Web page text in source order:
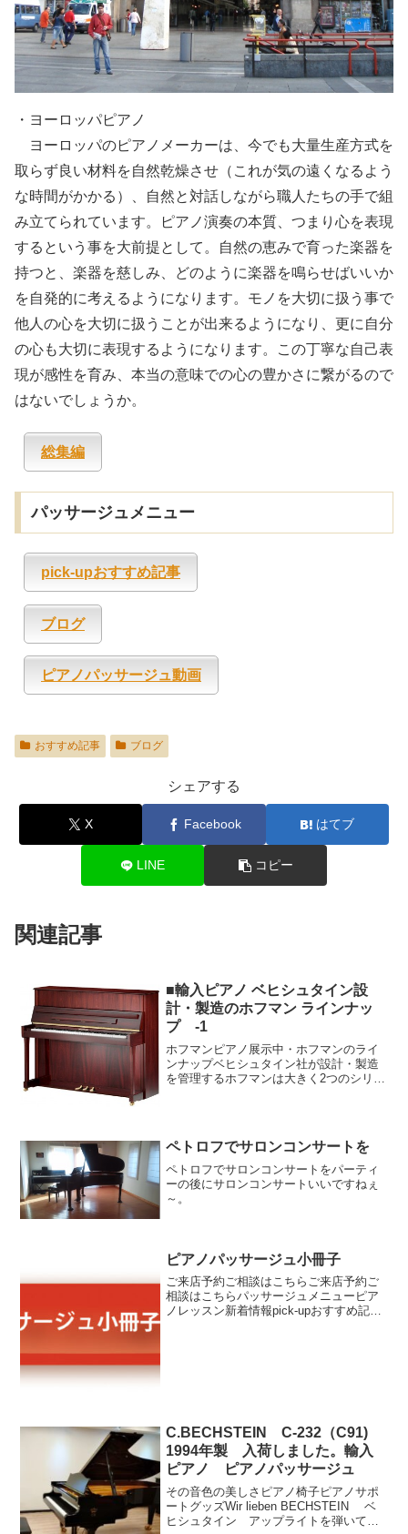
・ヨーロッパピアノ
ヨーロッパのピアノメーカーは、今でも大量生産方式を
取らず良い材料を自然乾燥させ（これが気の遠くなるよう
な時間がかかる）、自然と対話しながら職人たちの手で組
み立てられています。ピアノ演奏の本質、つまり心を表現
するという事を大前提として。自然の恵みで育った楽器を
持つと、楽器を慈しみ、どのように楽器を鳴らせばいいか
を自発的に考えるようになります。モノを大切に扱う事で
他人の心を大切に扱うことが出来るようになり、更に自分
の心も大切に表現するようになります。この丁寧な自己表
現が感性を育み、本当の意味での心の豊かさに繋がるので
はないでしょうか。
総集編
パッサージュメニュー
pick-upおすすめ記事
ブログ
ピアノパッサージュ動画
おすすめ記事 ブログ
シェアする
X Facebook はてブ
LINE コピー
関連記事
■輸入ピアノ ベヒシュタイン設
計・製造のホフマン ラインナッ
プ -1
ホフマンピアノ展示中・ホフマンのライ
ンナップベヒシュタイン社が設計・製造
を管理するホフマンは大きく2つのシリー
ペトロフでサロンコンサートを
ペトロフでサロンコンサートをパーティ
ーの後にサロンコンサートいいですねぇ
～。
ピアノパッサージュ小冊子
ご来店予約ご相談はこちらご来店予約ご
相談はこちらパッサージュメニューピア
ノレッスン新着情報pick-upおすすめ記事
C.BECHSTEIN C-232（C91)
1994年製 入荷しました。輸入
ピアノ ピアノパッサージュ
その音色の美しさピアノ椅子ピアノサポ
ートグッズWir lieben BECHSTEIN ベ
ヒシュタイン アップライトを弾いてみ